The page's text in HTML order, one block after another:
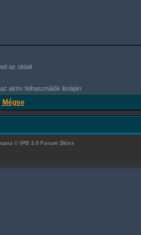
az oldalt
aktív felhasználók listáján
Mégse
© IPB 3.0 Forum Skins